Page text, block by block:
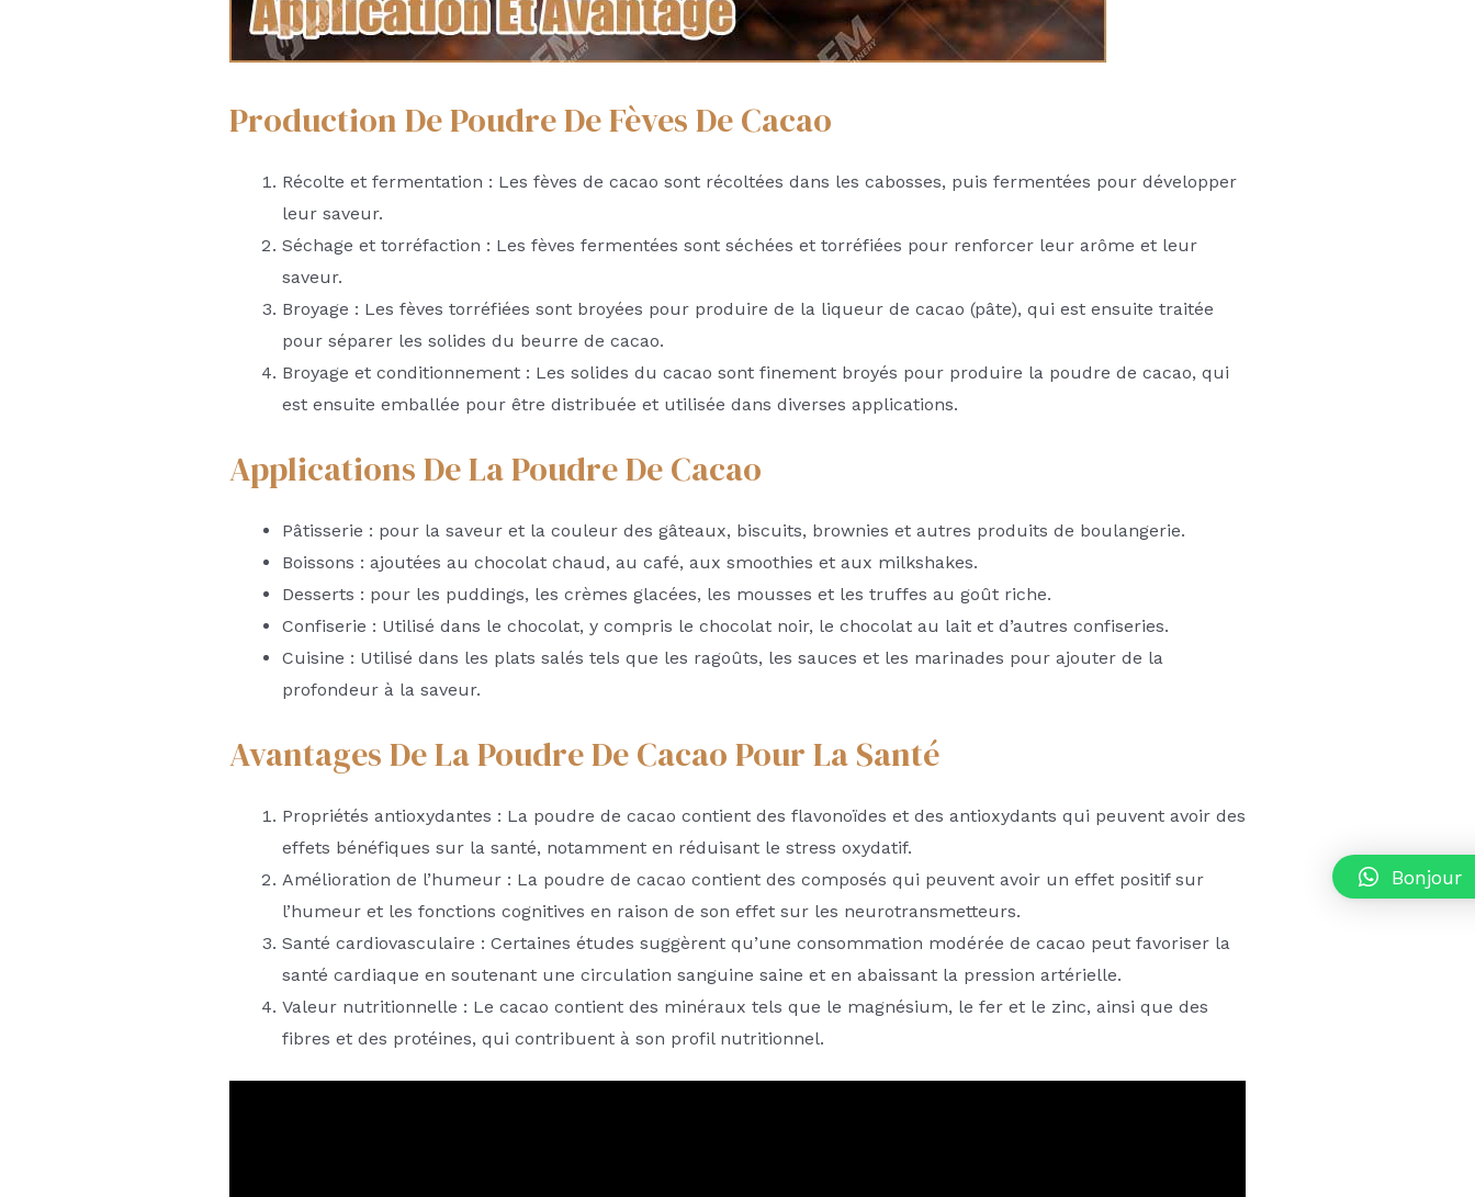
Production De Poudre De Fèves De Cacao
Récolte et fermentation : Les fèves de cacao sont récoltées dans les cabosses, puis fermentées pour développer
leur saveur.
Séchage et torréfaction : Les fèves fermentées sont séchées et torréfiées pour renforcer leur arôme et leur
saveur.
Broyage : Les fèves torréfiées sont broyées pour produire de la liqueur de cacao (pâte), qui est ensuite traitée
pour séparer les solides du beurre de cacao.
Broyage et conditionnement : Les solides du cacao sont finement broyés pour produire la poudre de cacao, qui
est ensuite emballée pour être distribuée et utilisée dans diverses applications.
Applications De La Poudre De Cacao
Pâtisserie : pour la saveur et la couleur des gâteaux, biscuits, brownies et autres produits de boulangerie.
Boissons : ajoutées au chocolat chaud, au café, aux smoothies et aux milkshakes.
Desserts : pour les puddings, les crèmes glacées, les mousses et les truffes au goût riche.
Confiserie : Utilisé dans le chocolat, y compris le chocolat noir, le chocolat au lait et d’autres confiseries.
Cuisine : Utilisé dans les plats salés tels que les ragoûts, les sauces et les marinades pour ajouter de la
profondeur à la saveur.
Avantages De La Poudre De Cacao Pour La Santé
Propriétés antioxydantes : La poudre de cacao contient des flavonoïdes et des antioxydants qui peuvent avoir des
effets bénéfiques sur la santé, notamment en réduisant le stress oxydatif.
Amélioration de l’humeur : La poudre de cacao contient des composés qui peuvent avoir un effet positif sur
l’humeur et les fonctions cognitives en raison de son effet sur les neurotransmetteurs.
Santé cardiovasculaire : Certaines études suggèrent qu’une consommation modérée de cacao peut favoriser la
santé cardiaque en soutenant une circulation sanguine saine et en abaissant la pression artérielle.
Valeur nutritionnelle : Le cacao contient des minéraux tels que le magnésium, le fer et le zinc, ainsi que des
fibres et des protéines, qui contribuent à son profil nutritionnel.
Bonjour